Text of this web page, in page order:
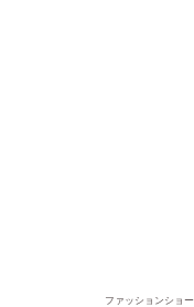
ファッションショ